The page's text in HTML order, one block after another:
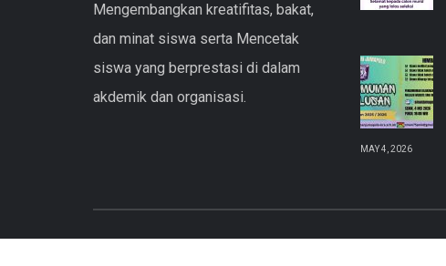
Mengembangkan kreatifitas, bakat,
dan minat siswa serta Mencetak
siswa yang berprestasi di dalam
akdemik dan organisasi.
MAY 4, 2026